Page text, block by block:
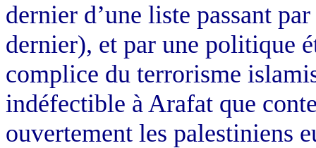
dernier d’une liste passant
dernier), et par une politique
complice du terrorisme
indéfectible à Arafat que
ouvertement les palestiniens